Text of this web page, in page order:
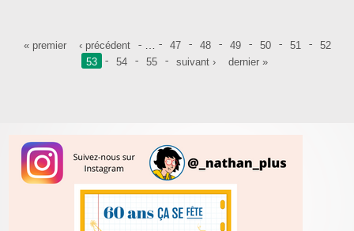
Pages
« premier ‹ précédent 47 48 49 50 51
52
53
54 55 suivant › dernier »